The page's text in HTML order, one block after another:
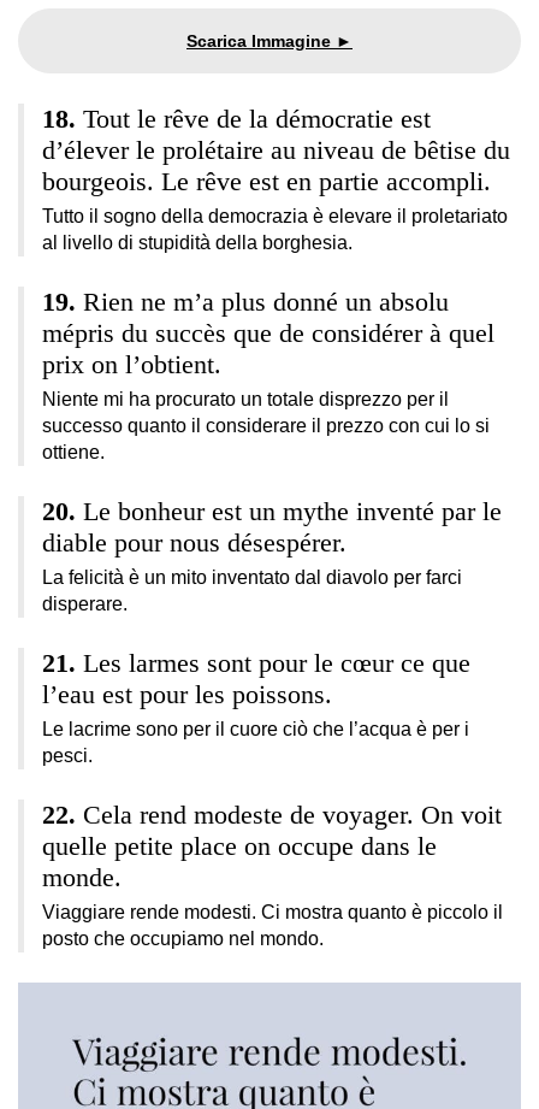
Tout le rêve de la démocratie est
d’élever le prolétaire au niveau de bêtise du
bourgeois. Le rêve est en partie accompli.
Tutto il sogno della democrazia è elevare il proletariato
al livello di stupidità della borghesia.
Rien ne m’a plus donné un absolu
mépris du succès que de considérer à quel
prix on l’obtient.
Niente mi ha procurato un totale disprezzo per il
successo quanto il considerare il prezzo con cui lo si
ottiene.
Le bonheur est un mythe inventé par le
diable pour nous désespérer.
La felicità è un mito inventato dal diavolo per farci
disperare.
Les larmes sont pour le cœur ce que
l’eau est pour les poissons.
Le lacrime sono per il cuore ciò che l’acqua è per i
pesci.
Cela rend modeste de voyager. On voit
quelle petite place on occupe dans le
monde.
Viaggiare rende modesti. Ci mostra quanto è piccolo il
posto che occupiamo nel mondo.